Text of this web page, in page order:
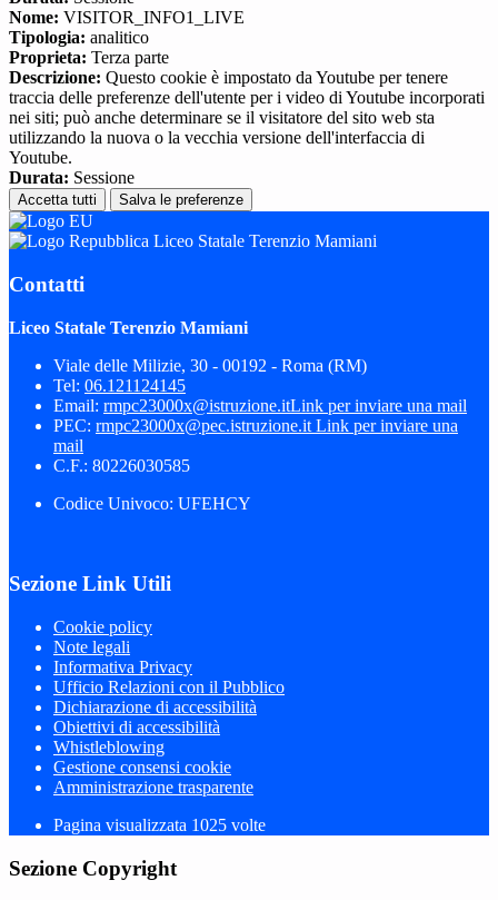
Nome: VISITOR_INFO1_LIVE
Tipologia: analitico
Proprieta: Terza parte
Descrizione: Questo cookie è impostato da Youtube per tenere
traccia delle preferenze dell'utente per i video di Youtube incorporati
nei siti; può anche determinare se il visitatore del sito web sta
utilizzando la nuova o la vecchia versione dell'interfaccia di
Youtube.
Durata: Sessione
Accetta tutti Salva le preferenze
Liceo Statale Terenzio Mamiani
Contatti
Liceo Statale Terenzio Mamiani
Viale delle Milizie, 30 - 00192 - Roma (RM)
Tel: 06.121124145
Email: rmpc23000x@istruzione.itLink per inviare una mail
PEC: rmpc23000x@pec.istruzione.it Link per inviare una
mail
C.F.: 80226030585
Codice Univoco: UFEHCY
Sezione Link Utili
Cookie policy
Note legali
Informativa Privacy
Ufficio Relazioni con il Pubblico
Dichiarazione di accessibilità
Obiettivi di accessibilità
Whistleblowing
Gestione consensi cookie
Amministrazione trasparente
Pagina visualizzata 1025 volte
Sezione Copyright